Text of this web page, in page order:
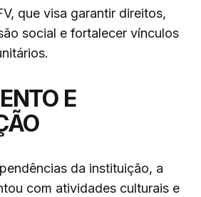
que visa garantir direitos,
social e fortalecer vínculos
E
da instituição, a
com atividades culturais e